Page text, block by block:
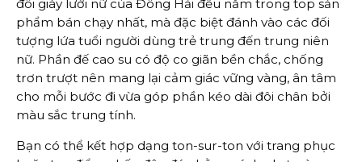
đôi giày lười nữ của Đông Hải đều nằm trong top sản
phẩm bán chạy nhất, mà đặc biệt đánh vào các đối
tượng lứa tuổi người dùng trẻ trung đến trung niên
nữ. Phần đế cao su có độ co giãn bền chắc, chống
trơn trượt nên mang lại cảm giác vững vàng, ân tâm
cho mỗi bước đi vừa góp phần kéo dài đôi chân bởi
màu sắc trung tính.
Bạn có thể kết hợp dạng ton-sur-ton với trang phục